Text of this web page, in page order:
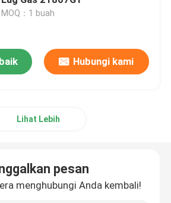
Golf
MOQ：1 buah
Hubungi kami
Lihat Lebih
pesan
menghubungi Anda kembali!